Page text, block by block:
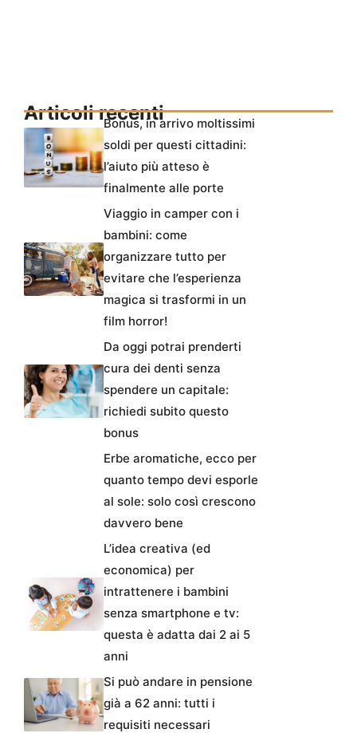
Articoli recentiBonus, in arrivo moltissimi
soldi per questi cittadini:
l’aiuto più atteso è
finalmente alle porte
Viaggio in camper con i
bambini: come
organizzare tutto per
evitare che l’esperienza
magica si trasformi in un
film horror!
Da oggi potrai prenderti
cura dei denti senza
spendere un capitale:
richiedi subito questo
bonus
Erbe aromatiche, ecco per
quanto tempo devi esporle
al sole: solo così crescono
davvero bene
L’idea creativa (ed
economica) per
intrattenere i bambini
senza smartphone e tv:
questa è adatta dai 2 ai 5
anni
Si può andare in pensione
già a 62 anni: tutti i
requisiti necessari